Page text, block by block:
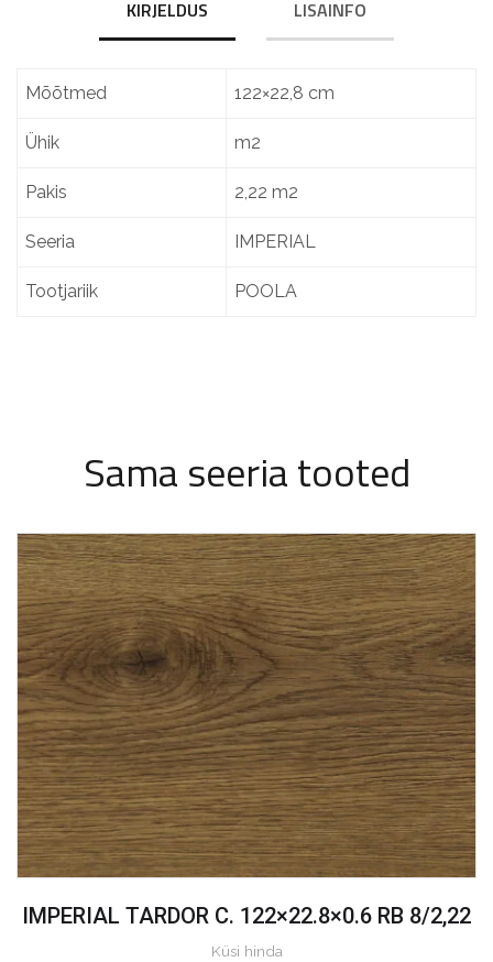
KIRJELDUS LISAINFO
Mõõtmed 122×22,8 cm
Ühik m2
Pakis 2,22 m2
Seeria IMPERIAL
Tootjariik POOLA
Sama seeria tooted
IMPERIAL TARDOR C. 122×22.8×0.6 RB 8/2,22
Küsi hinda